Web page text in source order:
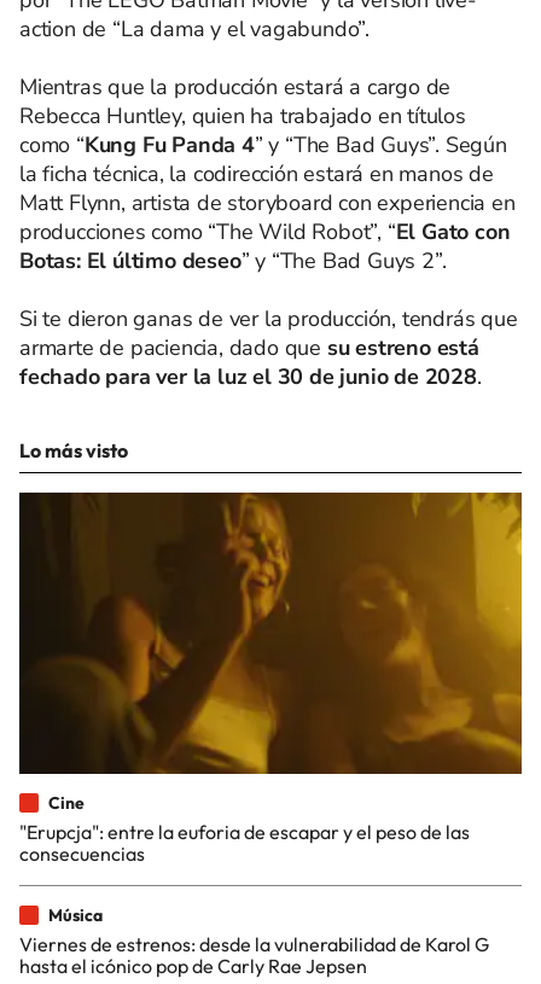
action de “La dama y el vagabundo”.
Mientras que la producción estará a cargo de
Rebecca Huntley, quien ha trabajado en títulos
como “Kung Fu Panda 4” y “The Bad Guys”. Según
la ficha técnica, la codirección estará en manos de
Matt Flynn, artista de storyboard con experiencia en
producciones como “The Wild Robot”, “El Gato con
Botas: El último deseo” y “The Bad Guys 2”.
Si te dieron ganas de ver la producción, tendrás que
armarte de paciencia, dado que su estreno está
fechado para ver la luz el 30 de junio de 2028.
Lo más visto
Cine
"Erupcja": entre la euforia de escapar y el peso de las
consecuencias
Música
Viernes de estrenos: desde la vulnerabilidad de Karol G
hasta el icónico pop de Carly Rae Jepsen